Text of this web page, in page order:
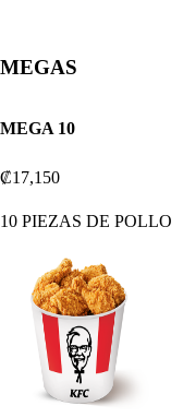
MEGAS
MEGA 10
₡17,150
10 PIEZAS DE POLLO